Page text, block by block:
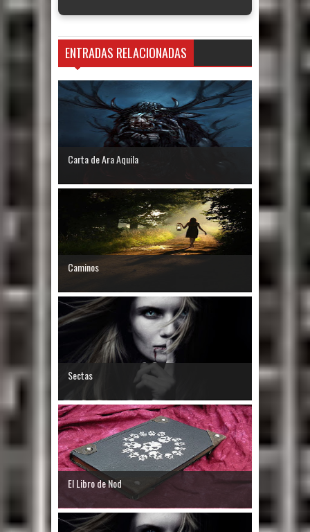
ENTRADAS RELACIONADAS
Carta de Ara Aquila
Caminos
Sectas
El Libro de Nod